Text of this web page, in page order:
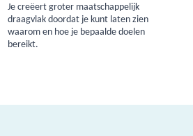
Je creëert groter maatschappelijk
draagvlak doordat je kunt laten zien
waarom en hoe je bepaalde doelen
bereikt.